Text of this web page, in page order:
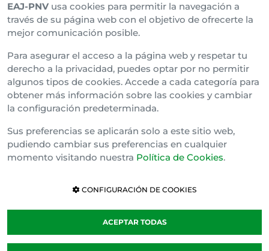
Araba Buru Batzar
Bizkai Buru Batzar
Gipuzko Buru Batzar
Ipar Buru Batzar
Napar Buru Batzar
EAJ-PNV usa cookies para permitir la navegación a
través de su página web con el objetivo de ofrecerte la
mejor comunicación posible.
Para asegurar el acceso a la página web y respetar tu
derecho a la privacidad, puedes optar por no permitir
algunos tipos de cookies. Accede a cada categoría para
obtener más información sobre las cookies y cambiar
la configuración predeterminada.
Sus preferencias se aplicarán solo a este sitio web,
pudiendo cambiar sus preferencias en cualquier
momento visitando nuestra Política de Cookies.
CONFIGURACIÓN DE COOKIES
ACEPTAR TODAS